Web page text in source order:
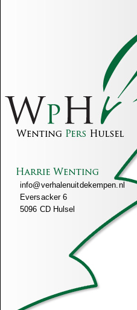
info@verhalenuitdekempen.nl
Eversacker 6
5096 CD Hulsel